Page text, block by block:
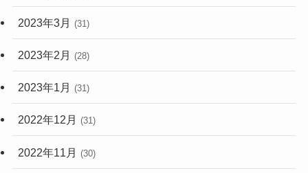
2023年3月 (31)
2023年2月 (28)
2023年1月 (31)
2022年12月 (31)
2022年11月 (30)